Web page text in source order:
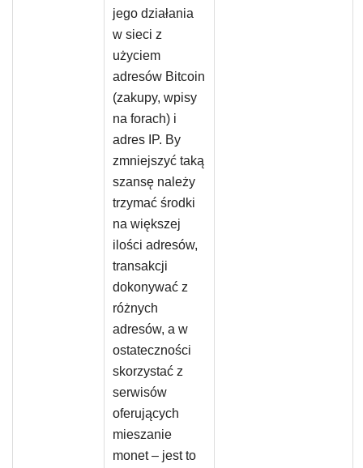
jego działania
w sieci z
użyciem
adresów Bitcoin
(zakupy, wpisy
na forach) i
adres IP. By
zmniejszyć taką
szansę należy
trzymać środki
na większej
ilości adresów,
transakcji
dokonywać z
różnych
adresów, a w
ostateczności
skorzystać z
serwisów
oferujących
mieszanie
monet – jest to